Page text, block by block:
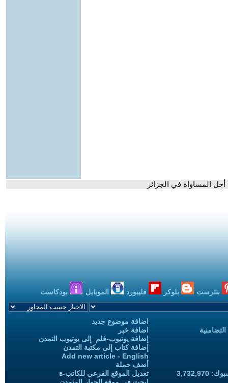
المساواة في الجزائر
بنترست بلوكر فليبورد الموبايل بودكاست
اضافة موضوع جديد
اضافة خبر
إضافة يوتيوب-فلم إلى يوتيوب التمدن
إضافة كتاب إلى مكتبة التمدن
Add new article - English
أضف حملة
تعديل الموقع الفرعي للكاتب-ة